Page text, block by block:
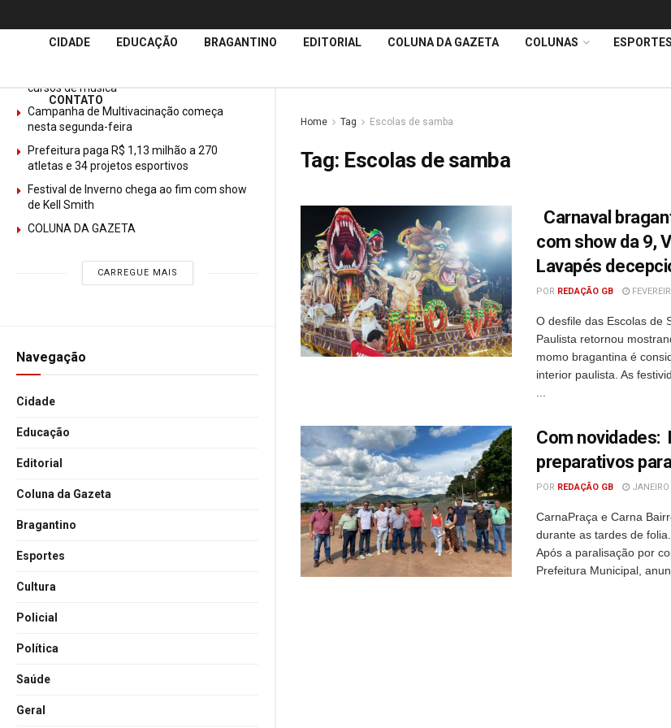
ÚltimasNotícias
cursos de música
Campanha de Multivacinação começa
nesta segunda-feira
Prefeitura paga R$ 1,13 milhão a 270
atletas e 34 projetos esportivos
Festival de Inverno chega ao fim com show
de Kell Smith
COLUNA DA GAZETA
CARREGUE MAIS
Navegação
Cidade
Educação
Editorial
Coluna da Gazeta
Bragantino
Esportes
Cultura
Policial
Política
Saúde
Geral
CIDADE EDUCAÇÃO BRAGANTINO EDITORIAL COLUNA DA GAZETA COLUNAS ESPORTES
CONTATO
Home Tag Escolas de samba
Tag: Escolas de samba
Carnaval
com show da 9,
Lavapés
POR REDAÇÃO GB
O desfile das Escolas de
Paulista retornou
momo bragantina é
interior paulista. As
Com novidades:
preparativos
POR REDAÇÃO GB JANEIRO
CarnaPraça e Carna
durante as tardes de
Após a paralisação por
Prefeitura Municipal,